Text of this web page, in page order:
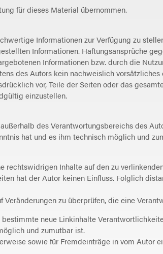
für dieses Material übernommen.
Informationen zur Verfügung zu
Informationen. Haftungsansprüche
Informationen bzw. durch die
des Autors kein nachweislich
vor, Teile der Seiten oder das
einzustellen.
des Verantwortungsbereichs des
hat und es ihm technisch möglich und
Inhalte auf den zu
hat der Autor keinen Einfluss. Folglich
zu überprüfen, die eine
neue Linkinhalte
und zumutbar ist.
sowie für Fremdeinträge in vom Autor